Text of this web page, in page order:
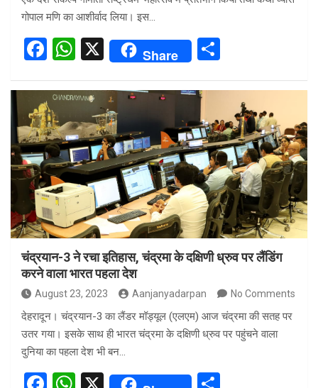
गोपाल मणि का आशीर्वाद लिया। इस…
F
ce
b
o
o
k
W
at
s
A
p
p
X Share
ar
e
चंद्रयान-3 ने रचा इतिहास, चंद्रमा के दक्षिणी ध्रुव पर लैंडिंग
करने वाला भारत पहला देश
August 23, 2023 Aanjanyadarpan No Comments
देहरादून। चंद्रयान-3 का लैंडर मॉड्यूल (एलएम) आज चंद्रमा की सतह पर
उतर गया। इसके साथ ही भारत चंद्रमा के दक्षिणी ध्रुव पर पहुंचने वाला
दुनिया का पहला देश भी बन…